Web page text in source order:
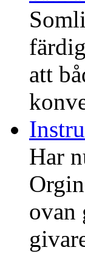
att
Har
ovan